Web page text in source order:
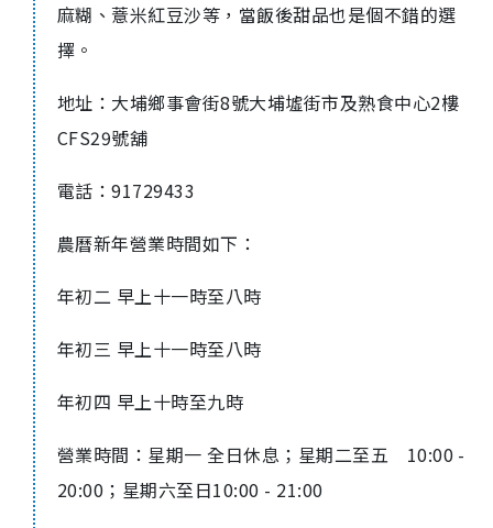
麻糊、薏米紅豆沙等，當飯後甜品也是個不錯的選
擇。
地址：大埔鄉事會街8號大埔墟街市及熟食中心2樓
CFS29號舖
電話：91729433
農曆新年營業時間如下：
年初二 早上十一時至八時
年初三 早上十一時至八時
年初四 早上十時至九時
營業時間：星期一 全日休息；星期二至五 10:00 -
20:00；星期六至日10:00 - 21:00